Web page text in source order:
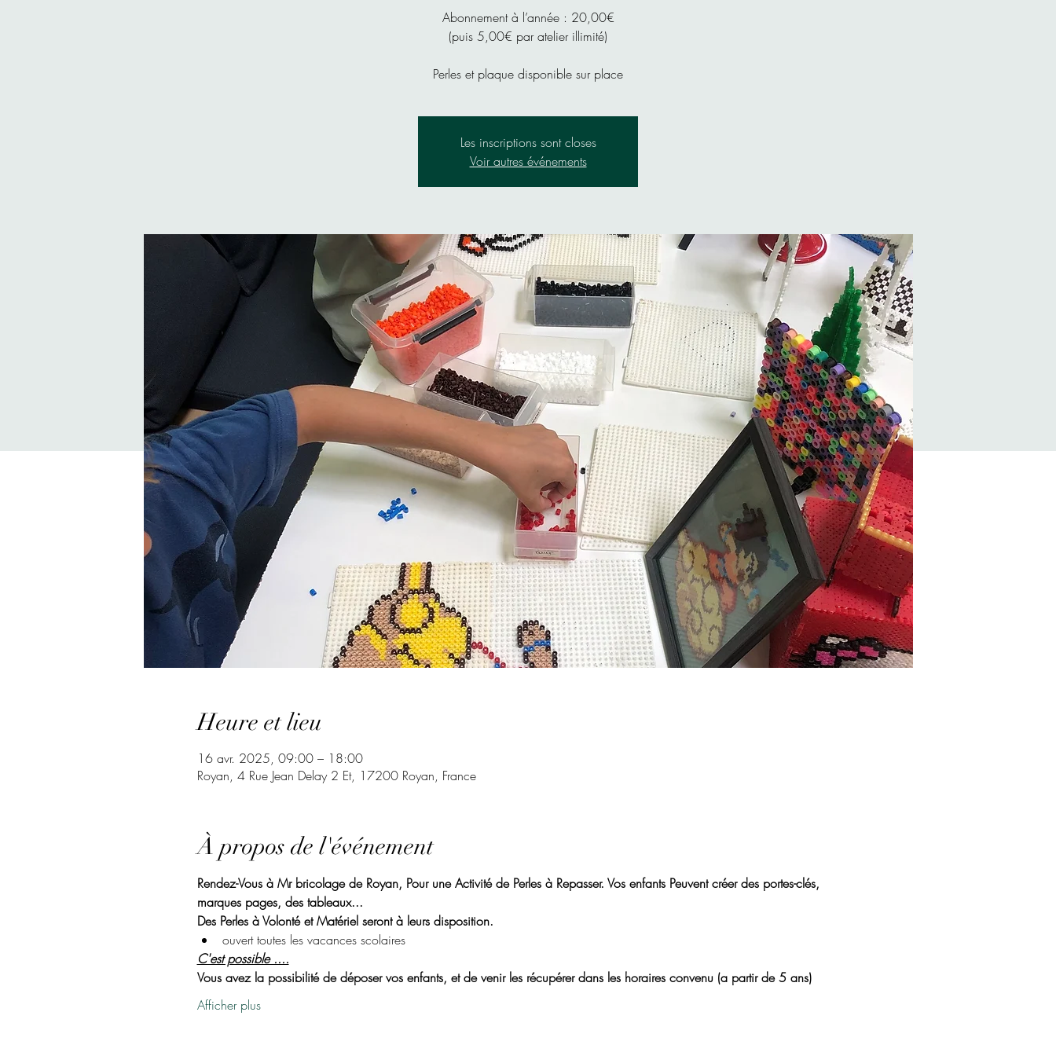
Abonnement à l’année : 20,00€
(puis 5,00€ par atelier illimité)
Perles et plaque disponible sur place
Les inscriptions sont closes
Voir autres événements
Heure et lieu
16 avr. 2025, 09:00 – 18:00
Royan, 4 Rue Jean Delay 2 Et, 17200 Royan, France
À propos de l'événement
Rendez-Vous à Mr bricolage de Royan, Pour une Activité de Perles à Repasser. Vos enfants Peuvent créer des portes-clés,
marques pages, des tableaux...
Des Perles à Volonté et Matériel seront à leurs disposition.
ouvert toutes les vacances scolaires
C'est possible ....
Vous avez la possibilité de déposer vos enfants, et de venir les récupérer dans les horaires convenu (a partir de 5 ans)
Afficher plus